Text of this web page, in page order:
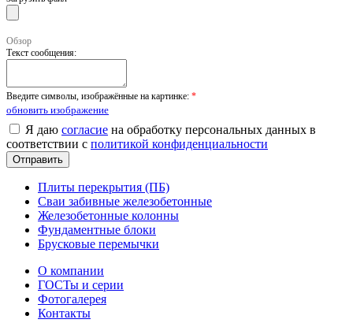
Обзор
Текст сообщения:
Введите символы, изображённые на картинке: *
обновить изображение
Я даю согласие на обработку персональных данных в
соответствии с политикой конфиденциальности
Плиты перекрытия (ПБ)
Сваи забивные железобетонные
Железобетонные колонны
Фундаментные блоки
Брусковые перемычки
О компании
ГОСТы и серии
Фотогалерея
Контакты